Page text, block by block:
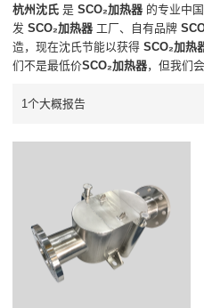
杭州沈氏 是SCO₂加热器 的专业中
发SCO₂加热器 工厂、自有品牌
造，现在沈氏节能以获得SCO₂加热
们不是最低价SCO₂加热器，但我们
1个大概报告